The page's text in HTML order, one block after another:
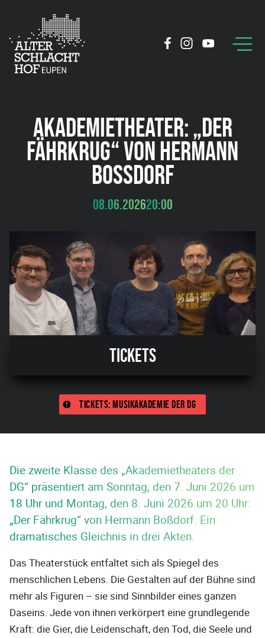
AKADEMIETHEATER: „DER
FÄHRKRUG“ VON HERMANN
BOSSDORF
08.06.202620:00
Tickets
Tickets: Musikakademie der DG
Die zweite Klasse des „Akademietheaters der
DG“ präsentiert am Sonntag, den 7. Juni 2026 um
18 Uhr und Montag, den 8. Juni 2026 um 20 Uhr:
„Der Fährkrug“ von Hermann Boßdorf. Ein
dramatisches Gleichnis in drei Akten.
Das Theaterstück entfaltet sich als Spiegel des
menschlichen Lebens. Die Gestalten auf der Bühne sind
mehr als Figuren – sie sind Sinnbilder eines ganzen
Daseins. Jede von ihnen verkörpert eine grundlegende
Kraft: die Gier, die Leidenschaft, den Tod, die Seele und